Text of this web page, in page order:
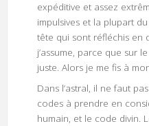
expéditive et assez
impulsives et la plupart
tête qui sont réfléchis en
j’assume, parce que sur
juste. Alors je me fis à
Dans l’astral, il ne faut
codes à prendre en
humain, et le code divin.